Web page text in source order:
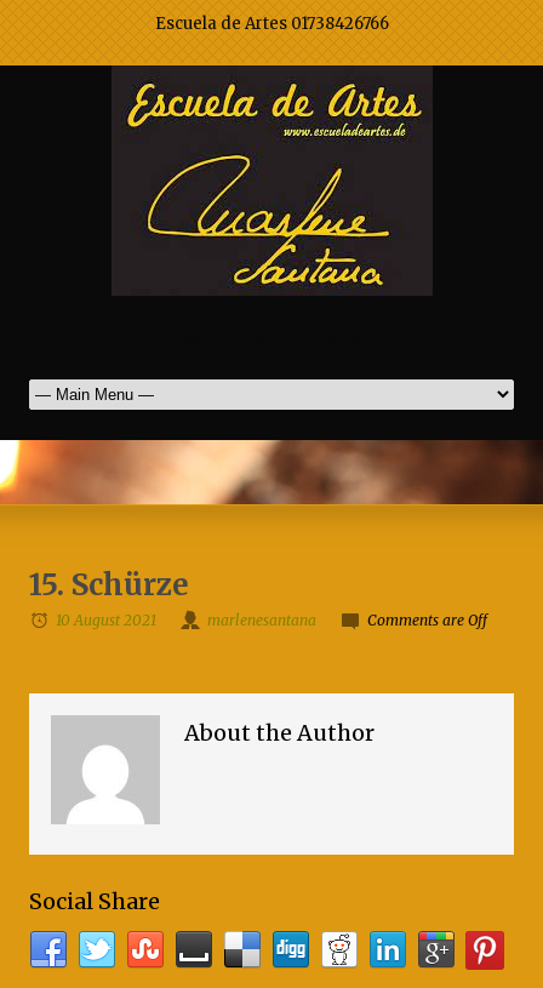
Escuela de Artes 01738426766
15. Schürze
10 August 2021 marlenesantana Comments are Off
About the Author
Social Share